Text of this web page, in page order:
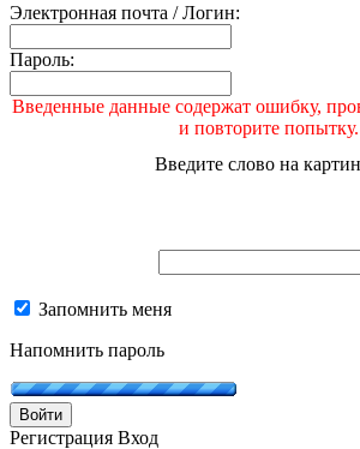
Электронная почта / Логин:
Пароль:
Введенные данные содержат ошибку,
и повторите попытку.
Введите слово на
Запомнить меня
Напомнить пароль
Войти
Регистрация Вход